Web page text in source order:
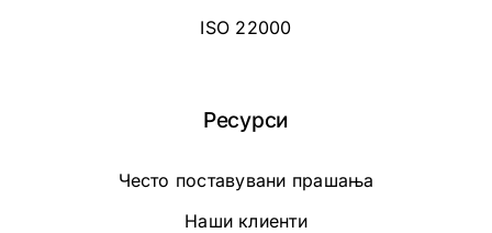
ISO 22000
Ресурси
Често поставувани прашања
Наши клиенти